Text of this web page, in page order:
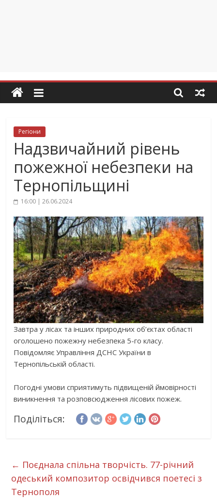
Регіони
Надзвичайний рівень
пожежної небезпеки на
Тернопільщині
16:00 | 26.06.2024
Завтра у лісах та інших природних об’єктах області
оголошено пожежну небезпека 5-го класу.
Повідомляє Управління ДСНС України в
Тернопільській області.
Погодні умови сприятимуть підвищеній ймовірності
виникнення та розповсюдження лісових пожеж.
Поділіться:
← Поєднала спільна творчість. 77-річний
одеський композитор освідчився поетесі з
Тернополя